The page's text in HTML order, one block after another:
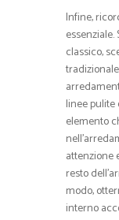
Infine,
classico,
linee pulite
elemento
attenzione
resto
modo,
interno